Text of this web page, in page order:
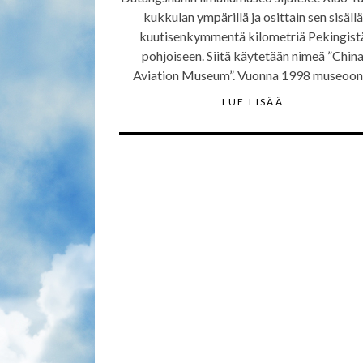
kukkulan ympärillä ja osittain sen sisällä
kuutisenkymmentä kilometriä
pohjoiseen. Siitä käytetään nimeä ”China
Aviation Museum”. Vuonna 1998
LUE LISÄÄ